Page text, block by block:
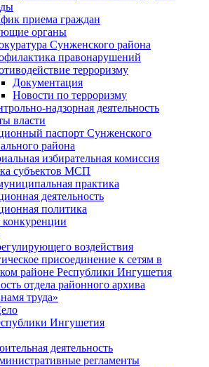
приема граждан
органы
Сунженского района
правонарушений
терроризму
Документация
Новости по терроризму
надзорная деятельность
власти
паспорт Сунженского
района
избирательная комиссия
субъектов МСП
практика
деятельность
политика
конкуренции
воздействия
присоединение к сетям в
районе Республики Ингушетия
отдела районного архива
труда»
Ингушетия
деятельность
регламенты